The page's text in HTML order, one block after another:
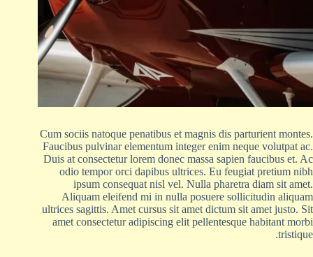
Cum sociis natoque penatibus et magnis dis parturient montes.
Faucibus pulvinar elementum integer enim neque volutpat ac.
Duis at consectetur lorem donec massa sapien faucibus et. Ac
odio tempor orci dapibus ultrices. Eu feugiat pretium nibh
ipsum consequat nisl vel. Nulla pharetra diam sit amet.
Aliquam eleifend mi in nulla posuere sollicitudin aliquam
ultrices sagittis. Amet cursus sit amet dictum sit amet justo. Sit
amet consectetur adipiscing elit pellentesque habitant morbi
tristique.